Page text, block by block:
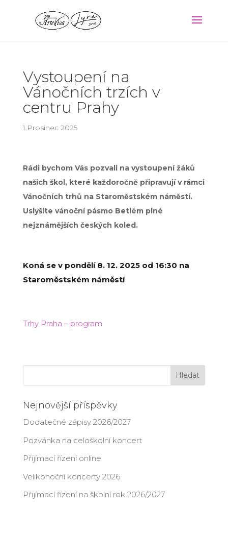
Vystoupení na
Vánočních trzích v
centru Prahy
1.Prosinec 2025
Rádi bychom Vás pozvali na vystoupení žáků
našich škol, které každoročně připravují v rámci
Vánočních trhů na Staroměstském náměstí.
Uslyšíte vánoční pásmo Betlém plné
nejznámějších českých koled.
Koná se v pondělí 8. 12. 2025 od 16:30 na
Staroměstském náměstí
Trhy Praha – program
Nejnovější příspěvky
Dodatečné zápisy 2026/2027
Pozvánka na celoškolní koncert
Přijímací řízení online
Velikonoční koncerty 2026
Přijímací řízení na školní rok 2026/2027